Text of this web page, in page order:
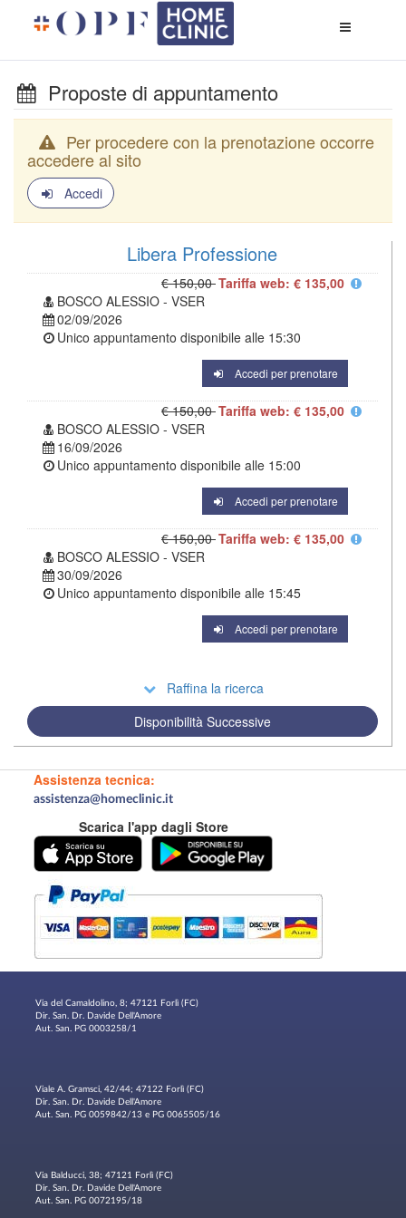
di
Proposte di appuntamento
Per procedere con la prenotazione occorre
accedere al sito
Accedi
Libera Professione
€ 150,00Tariffa web: € 135,00
BOSCO ALESSIO - VSER
02/09/2026
Unico appuntamento disponibile alle 15:30
Accedi per prenotare
€ 150,00Tariffa web: € 135,00
BOSCO ALESSIO - VSER
16/09/2026
Unico appuntamento disponibile alle 15:00
Accedi per prenotare
€ 150,00Tariffa web: € 135,00
BOSCO ALESSIO - VSER
30/09/2026
Unico appuntamento disponibile alle 15:45
Accedi per prenotare
Raffina la ricerca
Disponibilità Successive
Assistenza tecnica:
assistenza@homeclinic.it
Scarica l'app dagli Store
Via del Camaldolino, 8; 47121 Forlì (FC)
Dir. San. Dr. Davide Dell'Amore
Aut. San. PG 0003258/1
Viale A. Gramsci, 42/44; 47122 Forlì (FC)
Dir. San. Dr. Davide Dell'Amore
Aut. San. PG 0059842/13 e PG 0065505/16
Via Balducci, 38; 47121 Forlì (FC)
Dir. San. Dr. Davide Dell'Amore
Aut. San. PG 0072195/18